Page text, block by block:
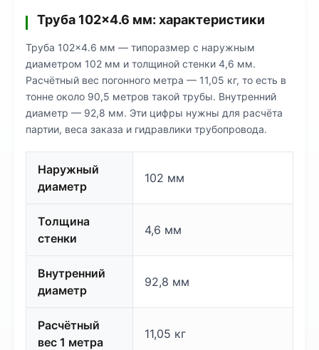
Труба 102×4.6 мм: характеристики
Труба 102×4.6 мм — типоразмер с наружным
диаметром 102 мм и толщиной стенки 4,6 мм.
Расчётный вес погонного метра — 11,05 кг, то есть в
тонне около 90,5 метров такой трубы. Внутренний
диаметр — 92,8 мм. Эти цифры нужны для расчёта
партии, веса заказа и гидравлики трубопровода.
Наружный
диаметр
102 мм
Толщина
стенки
4,6 мм
Внутренний
диаметр
92,8 мм
Расчётный
вес 1 метра
11,05 кг